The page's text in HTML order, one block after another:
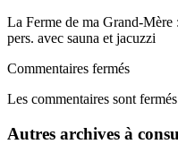
La Ferme de ma Grand-
pers. avec sauna et jacuzzi
Commentaires fermés
Les commentaires sont fermés
Autres archives à